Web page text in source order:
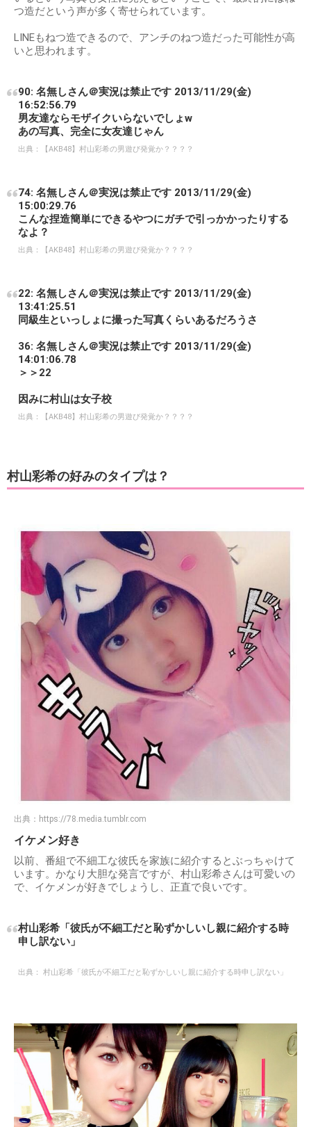
つ造だという声が多く寄せられています。
LINEもねつ造できるので、アンチのねつ造だった可能性が高
いと思われます。
90: 名無しさん＠実況は禁止です 2013/11/29(金)
16:52:56.79
男友達ならモザイクいらないでしょw
あの写真、完全に女友達じゃん
出典： 【AKB48】村山彩希の男遊び発覚か？？？？
74: 名無しさん＠実況は禁止です 2013/11/29(金)
15:00:29.76
こんな捏造簡単にできるやつにガチで引っかかったりする
なよ？
出典： 【AKB48】村山彩希の男遊び発覚か？？？？
22: 名無しさん＠実況は禁止です 2013/11/29(金)
13:41:25.51
同級生といっしょに撮った写真くらいあるだろうさ
36: 名無しさん＠実況は禁止です 2013/11/29(金)
14:01:06.78
＞＞22
因みに村山は女子校
出典： 【AKB48】村山彩希の男遊び発覚か？？？？
村山彩希の好みのタイプは？
出典： https://78.media.tumblr.com
イケメン好き
以前、番組で不細工な彼氏を家族に紹介するとぶっちゃけて
います。かなり大胆な発言ですが、村山彩希さんは可愛いの
で、イケメンが好きでしょうし、正直で良いです。
村山彩希「彼氏が不細工だと恥ずかしいし親に紹介する時
申し訳ない」
出典： 村山彩希「彼氏が不細工だと恥ずかしいし親に紹介する時申し訳ない」